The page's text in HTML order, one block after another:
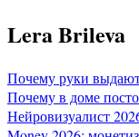
Перейти
к
Lera Brileva
Почему руки
Почему в доме
Нейровизуалист